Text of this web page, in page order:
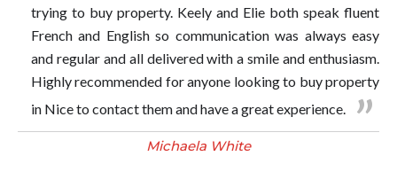
trying to buy property. Keely and Elie both speak fluent
French and English so communication was always easy
and regular and all delivered with a smile and enthusiasm.
Highly recommended for anyone looking to buy property
in Nice to contact them and have a great experience.
Michaela White